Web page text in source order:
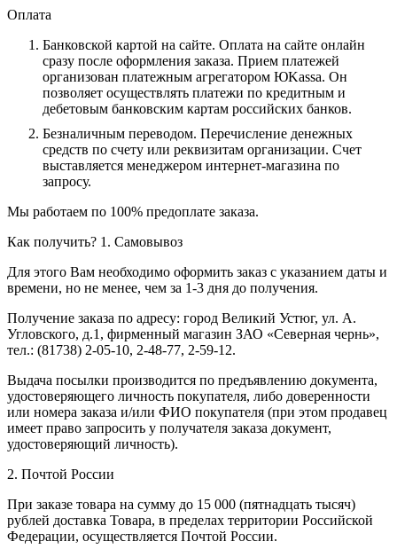
Оплата
Банковской картой на сайте. Оплата на сайте онлайн
сразу после оформления заказа. Прием платежей
организован платежным агрегатором ЮKassa. Он
позволяет осуществлять платежи по кредитным и
дебетовым банковским картам российских банков.
Безналичным переводом. Перечисление денежных
средств по счету или реквизитам организации. Счет
выставляется менеджером интернет-магазина по
запросу.
Мы работаем по 100% предоплате заказа.
Как получить? 1. Самовывоз
Для этого Вам необходимо оформить заказ с указанием даты и
времени, но не менее, чем за 1-3 дня до получения.
Получение заказа по адресу: город Великий Устюг, ул. А.
Угловского, д.1, фирменный магазин ЗАО «Северная чернь»,
тел.: (81738) 2-05-10, 2-48-77, 2-59-12.
Выдача посылки производится по предъявлению документа,
удостоверяющего личность покупателя, либо доверенности
или номера заказа и/или ФИО покупателя (при этом продавец
имеет право запросить у получателя заказа документ,
удостоверяющий личность).
2. Почтой России
При заказе товара на сумму до 15 000 (пятнадцать тысяч)
рублей доставка Товара, в пределах территории Российской
Федерации, осуществляется Почтой России.